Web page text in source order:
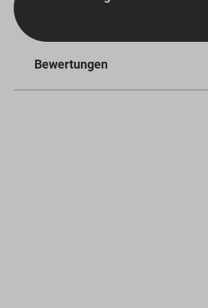
Bewertungen